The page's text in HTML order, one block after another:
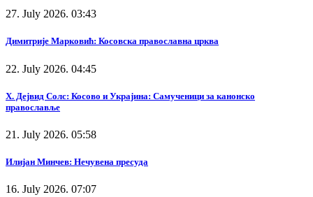
27. July 2026. 03:43
Димитрије Марковић: Косовска православна црква
22. July 2026. 04:45
Х. Дејвид Солс: Косово и Украјина: Самученици за канонско
православље
21. July 2026. 05:58
Илијан Минчев: Нечувена пресуда
16. July 2026. 07:07